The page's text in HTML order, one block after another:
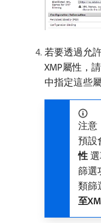
若要透過允
XMP屬性，
中指定這些屬
注意
預設
性
篩選
類篩
至